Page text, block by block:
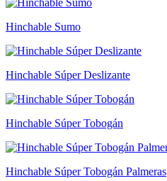
Hinchable Sumo
Hinchable Súper Deslizante
Hinchable Súper Tobogán
Hinchable Súper Tobogán Palmeras